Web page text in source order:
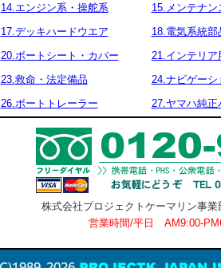
14.エンジン系・操舵系
15.メンテナン
17.デッキハードウエア
18.電気系統部
20.ボートシート・カバー
21.インテリア
23.救命・法定備品
24.ナビゲーシ
26.ボートトレーラー
27.ヤマハ純正
株式会社プロジェクトケーマリン事
営業時間/平日 AM9:00-